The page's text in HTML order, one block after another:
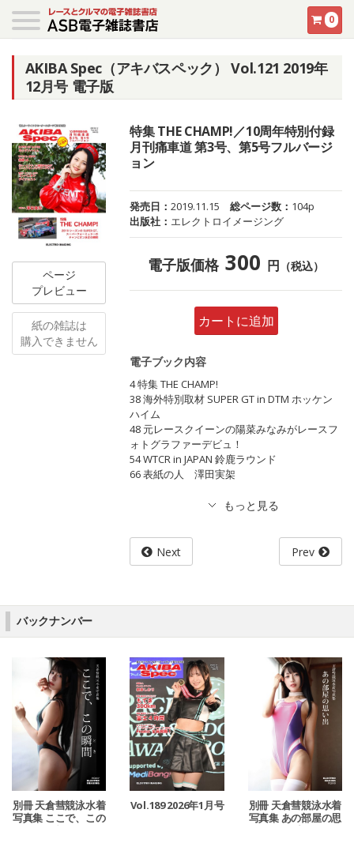
0
AKIBA Spec（アキバスペック） Vol.121 2019年
12月号 電子版
ページ
プレビュー
紙の雑誌は
購入できません
特集 THE CHAMP!／10周年特別付録
月刊痛車道 第3号、第5号フルバージ
ョン
発売日：2019.11.15 総ページ数： 104p
出版社： エレクトロイメージング
電子版価格 300 円 （税込）
カートに追加
電子ブック内容
4 特集 THE CHAMP!
38 海外特別取材 SUPER GT in DTM ホッケン
ハイム
48 元レースクイーンの陽菜みなみがレースフ
ォトグラファーデビュ！
54 WTCR in JAPAN 鈴鹿ラウンド
66 表紙の人 澤田実架
Next Prev
バックナンバー
別冊 天倉彗競泳水着
写真集 ここで、この
瞬間
Vol.189 2026年1月号
別冊 天倉彗競泳水着
写真集 あの部屋の思
い出